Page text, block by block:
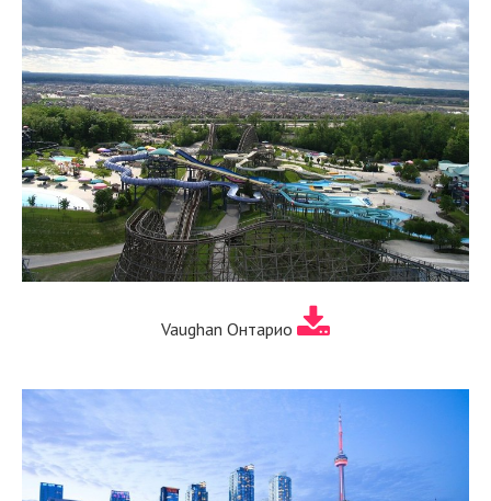
Vaughan Онтарио